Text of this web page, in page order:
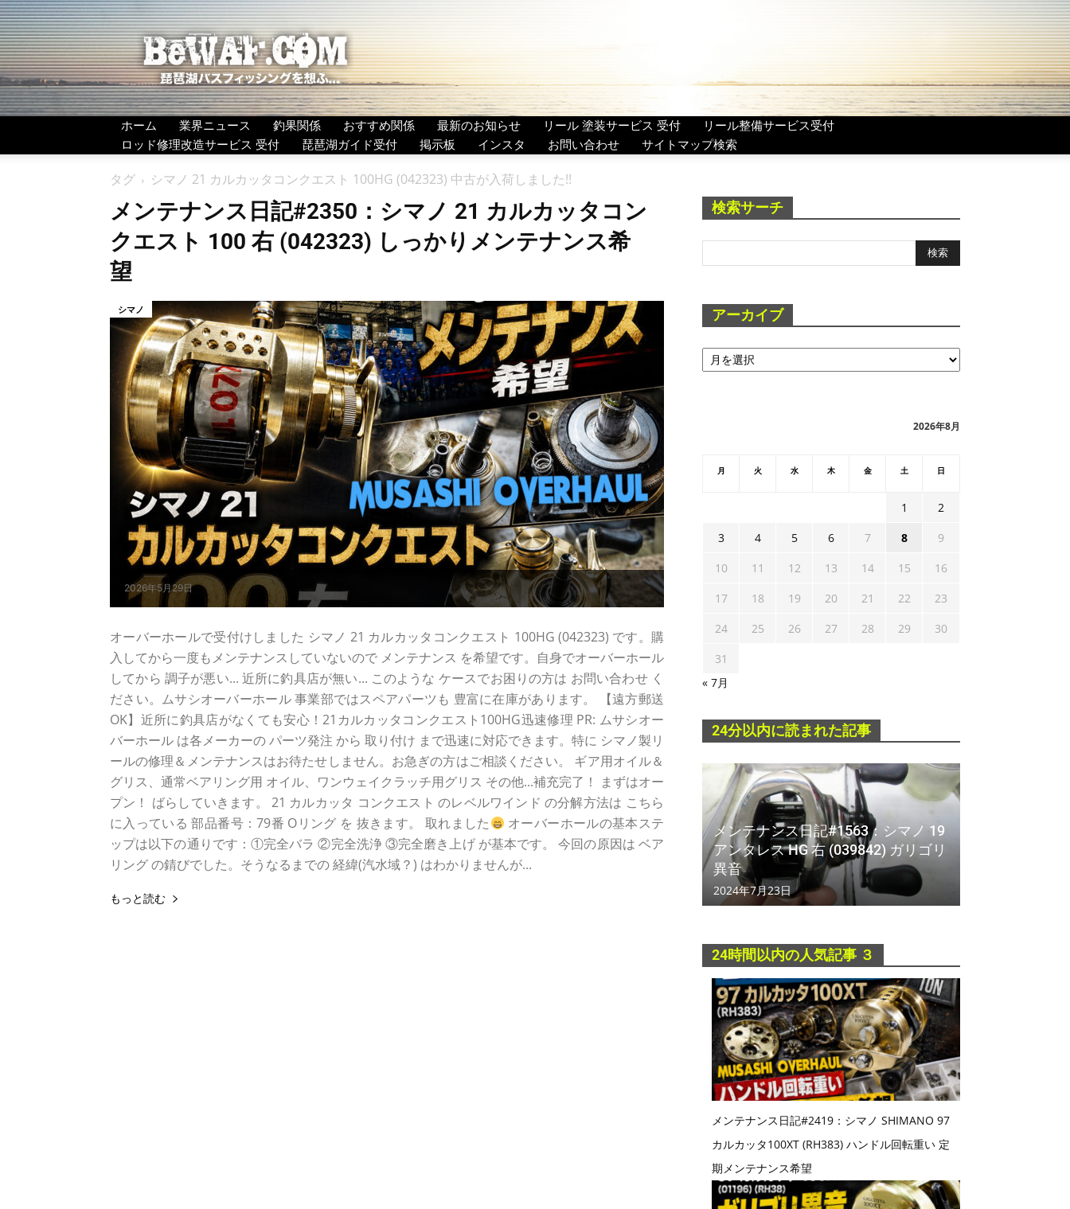
BeWAF
(ビ
ワ
エ
フ）
ホーム 業界ニュース 釣果関係 おすすめ関係 最新のお知らせ リール 塗装サービス 受付
リール整備サービス受付
ロッド修理改造サービス 受付
琵琶湖ガイド受付 掲示板 インスタ お問い合わせ サイトマップ検索
タグ シマノ 21 カルカッタコンクエスト 100HG (042323) 中古が入荷しました!!
メンテナンス日記#2350：シマノ 21 カルカッタコン
クエスト 100 右 (042323) しっかりメンテナンス希
望
2026年5月29日
シマノ
オーバーホールで受付けしました シマノ 21 カルカッタコンクエスト 100HG (042323) です。購
入してから一度もメンテナンスしていないので メンテナンス を希望です。自身でオーバーホール
してから 調子が悪い... 近所に釣具店が無い... このような ケースでお困りの方は お問い合わせ く
ださい。ムサシオーバーホール 事業部ではスペアパーツも 豊富に在庫があります。 【遠方郵送
OK】近所に釣具店がなくても安心！21カルカッタコンクエスト100HG迅速修理 PR: ムサシオー
バーホール は各メーカーの パーツ発注 から 取り付け まで迅速に対応できます。特に シマノ製リ
ールの修理＆メンテナンスはお待たせしません。お急ぎの方はご相談ください。 ギア用オイル＆
グリス、通常ベアリング用 オイル、ワンウェイクラッチ用グリス その他...補充完了！ まずはオー
プン！ ばらしていきます。 21 カルカッタ コンクエスト のレベルワインド の分解方法は こちら
に入っている 部品番号：79番 Oリング を 抜きます。 取れました
オーバーホールの基本ステ
ップは以下の通りです：①完全バラ ②完全洗浄 ③完全磨き上げ が基本です。 今回の原因は ベア
リング の錆びでした。そうなるまでの 経緯(汽水域？) はわかりませんが...
もっと読む
検索サーチ
アーカイブ
ア
ー
2026年8月
月 火 水 木 金 土 日
1
2
3
4 5 6 7 8
9
10
11 12 13 14 15
16
17
18 19 20 21 22
23
24
25 26 27 28 29
30
31
« 7月
24分以内に読まれた記事
メンテナンス日記#1563：シマノ 19
アンタレス HG 右 (039842) ガリゴリ
異音
2024年7月23日
24時間以内の人気記事 ３
メンテナンス日記#2419：シマノ SHIMANO 97
カルカッタ100XT (RH383) ハンドル回転重い 定
期メンテナンス希望